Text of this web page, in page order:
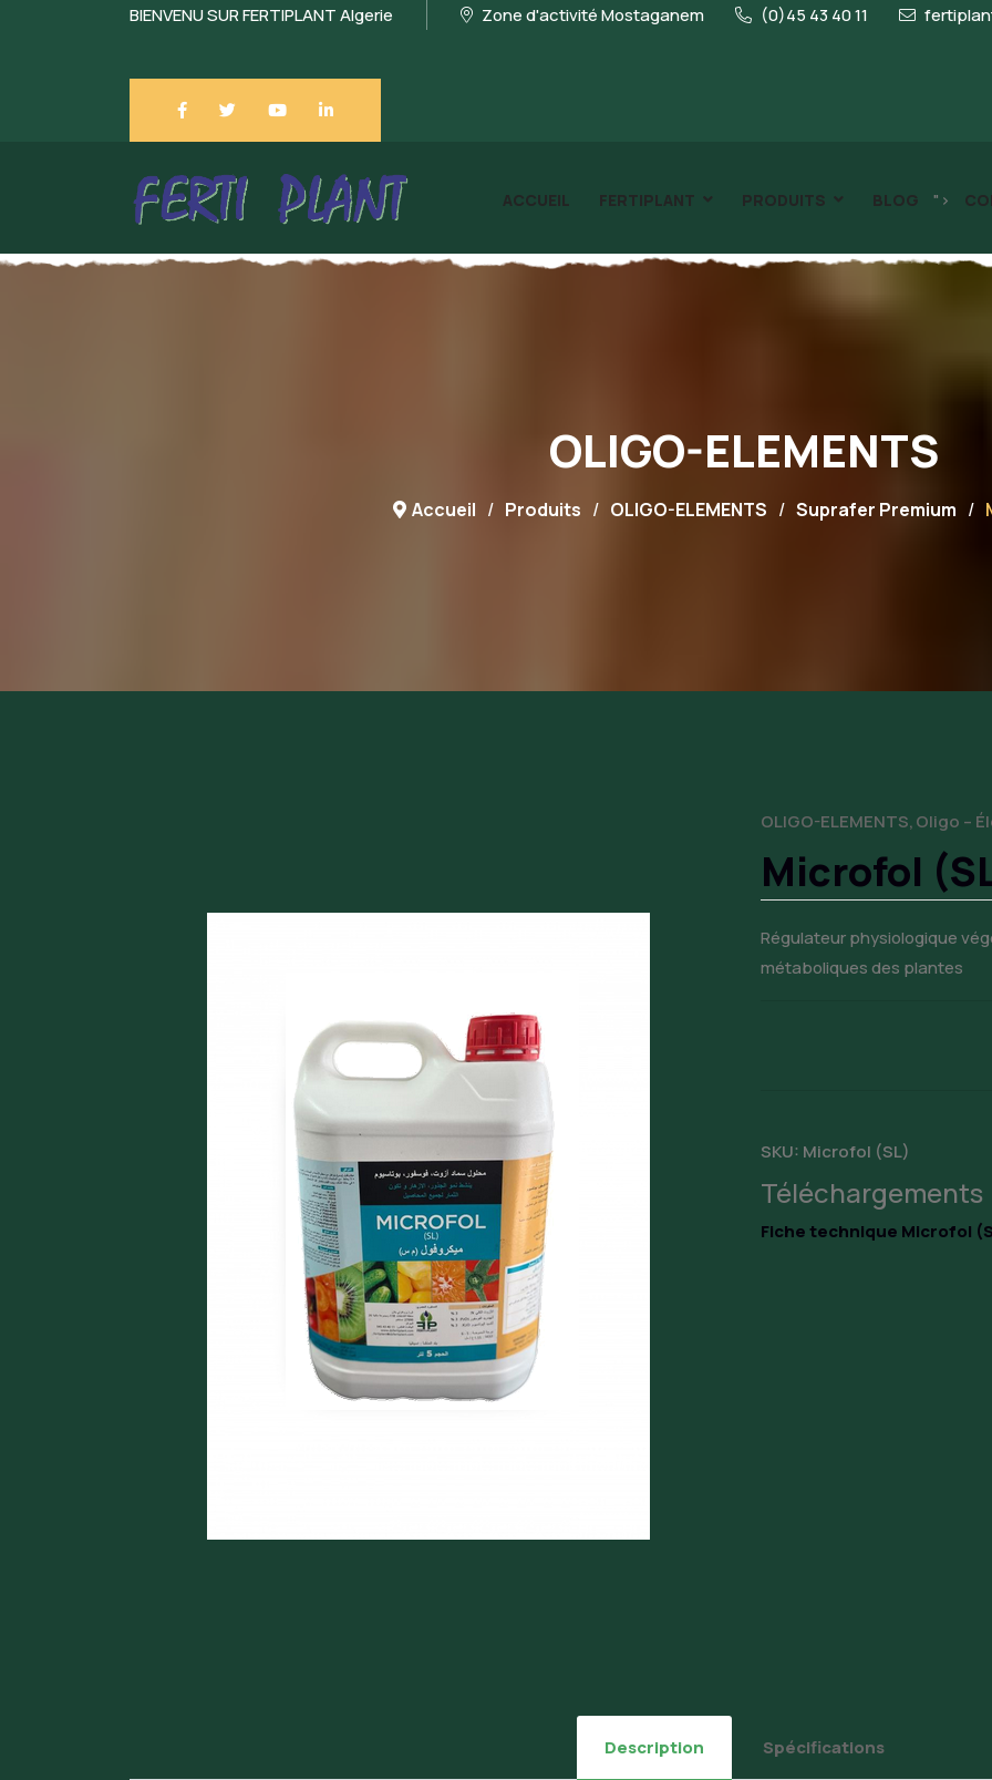
BIENVENU SUR FERTIPLANT Algerie Zone d'activité Mostaganem (0)45 43 40 11
ACCUEIL FERTIPLANT PRODUITS BLOG ">
OLIGO-ELEMENTS
Accueil Produits OLIGO-ELEMENTS Suprafer Premium
OLIGO-ELEMENTSOligo –
Microfol
Régulateur physiologique
métaboliques des plantes
SKU: Microfol (SL)
Téléchargements
Fiche technique Microfol
Description Spécifications